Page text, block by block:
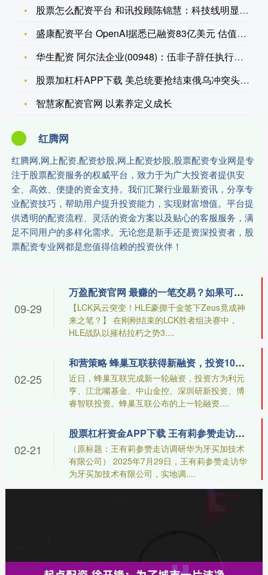
股票怎么配资平台 和讯投顾陈锦慧：科技线明显活跃起来，低位走
盛康配资平台 OpenAI据悉已融资83亿美元 估值达到30
华生配资 阿尔法企业(00948)：伍非子辞任执行董事
股票加杠杆APP下载 美总统要抢结束俄乌冲突头功吗 特朗普持
智慧家配资官网 以素养定义成长
红腾网
红腾网,网上配资,配资炒股,网上配资炒股,股票配资专业网是专
注于股票配资服务的权威平台，致力于为广大投资者提供安
全、高效、便捷的资金支持。我们汇聚行业最新资讯，分享专
业配资技巧，帮助用户提升投资能力，实现财富增值。平台提
供透明的配资流程、灵活的资金方案以及贴心的客服服务，满
足不同用户的多样化需求。无论您是新手还是资深投资者，股
票配资专业网都是您值得信赖的投资伙伴！
万盈配资官网 最赚的一笔交易？如果可以夺冠管理层做梦都能笑醒！
【LCK风云突变！HLE豪掷千金签下Zeus竟成神
来之笔？】 在刚刚结束的LCK胜者组决赛中，
HLE战队以摧枯拉朽之势3....
09-29
和营策略 蜂巢互联获得新融资，投资10亿元成立工业软件基金
近日，蜂巢互联完成新一轮融资，投资方为利元
亨、江北嘴基金、中山金控、深圳研新投资、博
睿智联投资。蜂巢互联公布的上一轮融资....
02-25
股票杠杆资金APP下载 王有莉参赞走访调研华为牙买加技术有限公司
（原标题：王有莉参赞走访调研华为牙买加技术
有限公司） 2025年7月29日，王有莉参赞走访华
为牙买加技术有限公司，实地调....
02-21